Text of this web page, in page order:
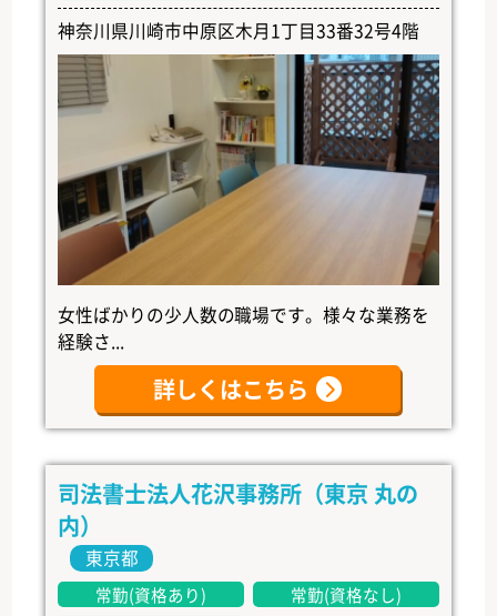
神奈川県川崎市中原区木月1丁目33番32号4階
女性ばかりの少人数の職場です。様々な業務を
経験さ...
詳しくはこちら
司法書士法人花沢事務所（東京 丸の
内）
東京都
常勤(資格あり)
常勤(資格なし)